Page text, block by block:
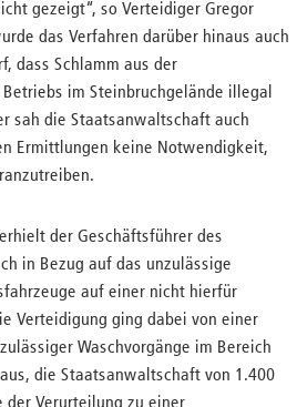
gezeigt“, so Verteidiger Gregor
das Verfahren darüber hinaus auch
dass Schlamm aus der
im Steinbruchgelände illegal
sah die Staatsanwaltschaft auch
Ermittlungen keine Notwendigkeit,
der Geschäftsführer des
in Bezug auf das unzulässige
auf einer nicht hierfür
Verteidigung ging dabei von einer
Waschvorgänge im Bereich
die Staatsanwaltschaft von 1.400